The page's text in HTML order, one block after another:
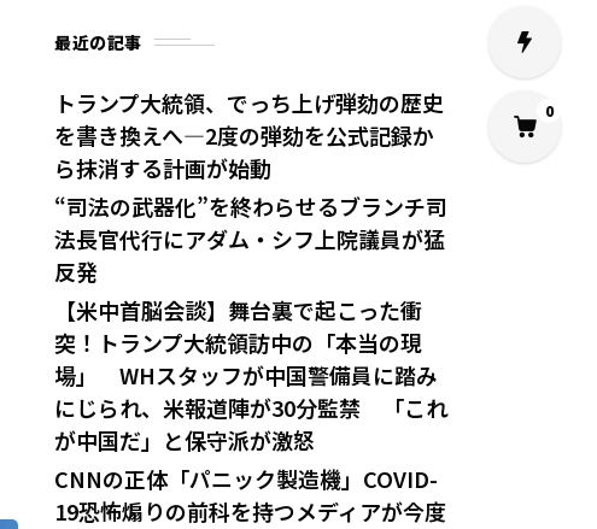
最近の記事
トランプ大統領、でっち上げ弾劾の歴史
を書き換えへ—2度の弾劾を公式記録か
ら抹消する計画が始動
“司法の武器化”を終わらせるブランチ司
法長官代行にアダム・シフ上院議員が猛
反発
【米中首脳会談】舞台裏で起こった衝
突！トランプ大統領訪中の「本当の現
場」 WHスタッフが中国警備員に踏み
にじられ、米報道陣が30分監禁 「これ
が中国だ」と保守派が激怒
CNNの正体「パニック製造機」COVID-
19恐怖煽りの前科を持つメディアが今度
0